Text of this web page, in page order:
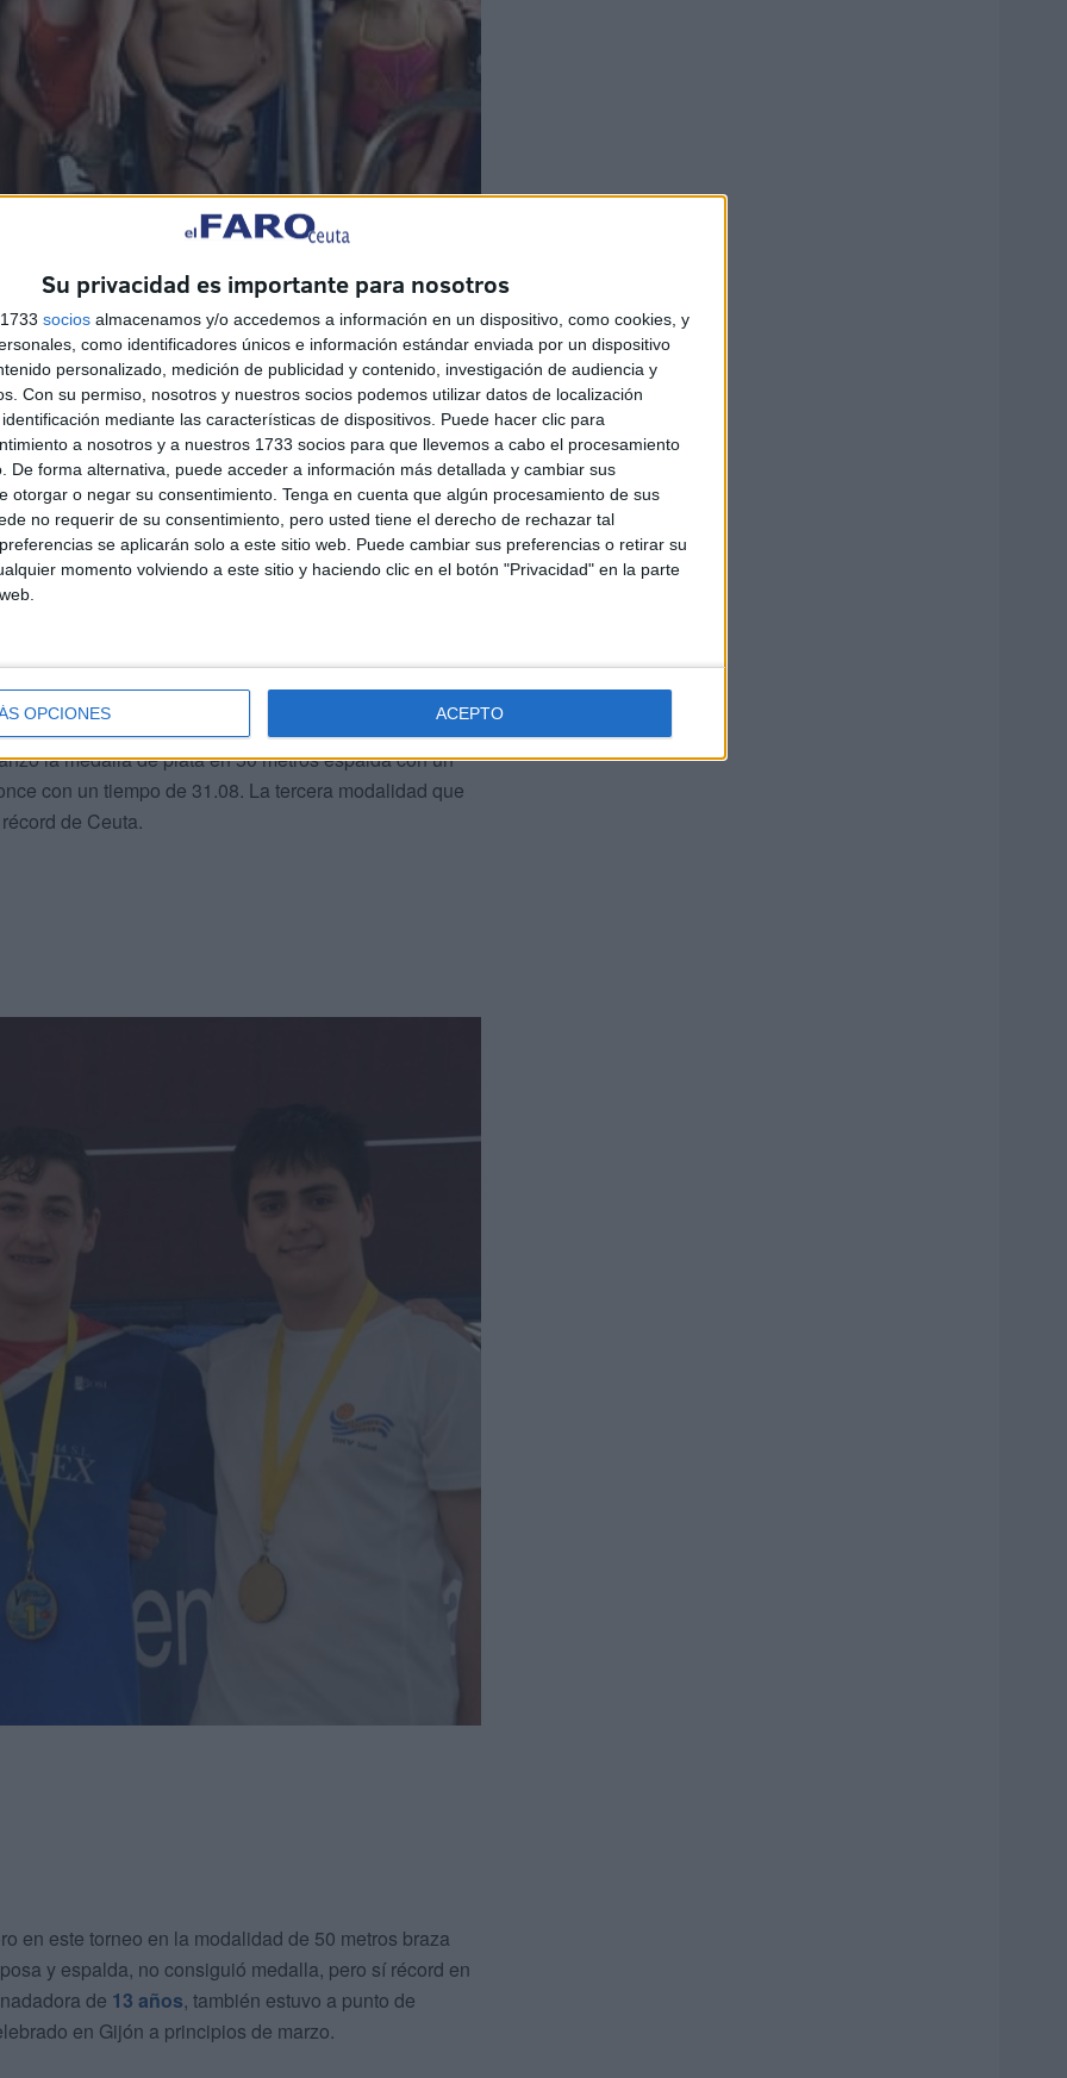
Su privacidad es importante para nosotros
socios almacenamos y/o accedemos a información en un dispositivo, como cookies, y
como identificadores únicos e información estándar enviada por un dispositivo
personalizado, medición de publicidad y contenido, investigación de audiencia y
Con su permiso, nosotros y nuestros socios podemos utilizar datos de localización
mediante las características de dispositivos. Puede hacer clic para
a nosotros y a nuestros 1733 socios para que llevemos a cabo el procesamiento
De forma alternativa, puede acceder a información más detallada y cambiar sus
otorgar o negar su consentimiento. Tenga en cuenta que algún procesamiento de sus
no requerir de su consentimiento, pero usted tiene el derecho de rechazar tal
se aplicarán solo a este sitio web. Puede cambiar sus preferencias o retirar su
momento volviendo a este sitio y haciendo clic en el botón "Privacidad" en la parte
OPCIONES ACEPTO
50 de mariposa y braza. En la primera modalidad
33.06 lo que le llevó a conseguir la medalla de
pasada en Torremolinos, volvió a pisar podio y
la medalla de plata en 50 metros espalda con un
con un tiempo de 31.08. La tercera modalidad que
de Ceuta.
en este torneo en la modalidad de 50 metros braza
y espalda, no consiguió medalla, pero sí récord en
de 13 años, también estuvo a punto de
en Gijón a principios de marzo.